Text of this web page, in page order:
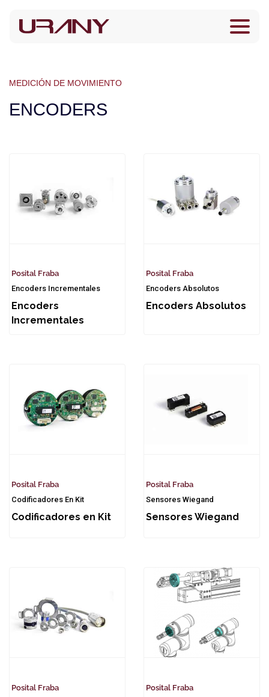
MEDICIÓN DE MOVIMIENTO
ENCODERS
Posital Fraba
Encoders Incrementales
Encoders
Incrementales
Posital Fraba
Encoders Absolutos
Encoders Absolutos
Posital Fraba
Codificadores En Kit
Codificadores en Kit
Posital Fraba
Sensores Wiegand
Sensores Wiegand
Posital Fraba
Posital Fraba